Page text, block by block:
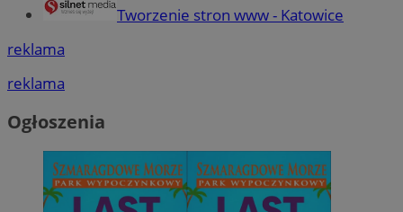
Tworzenie stron www - Katowice
reklama
reklama
Ogłoszenia